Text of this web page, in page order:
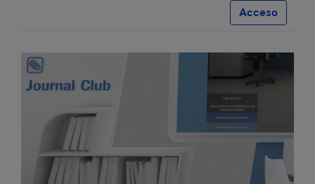
Acceso